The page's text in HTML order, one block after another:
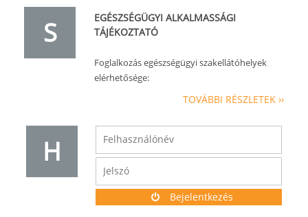
S
EGÉSZSÉGÜGYI ALKALMASSÁGI
TÁJÉKOZTATÓ
Foglalkozás egészségügyi szakellátóhelyek
elérhetősége:
TOVÁBBI RÉSZLETEK ››
H
Bejelentkezés